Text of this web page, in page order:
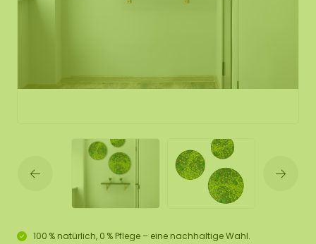
100 % natürlich, 0 % Pflege – eine nachhaltige Wahl.